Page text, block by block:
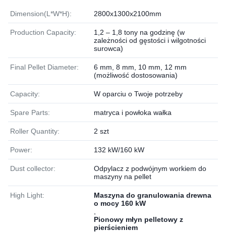
Dimension(L*W*H): 2800x1300x2100mm
Production Capacity:
1,2 – 1,8 tony na godzinę (w
zależności od gęstości i wilgotności
surowca)
Final Pellet Diameter:
6 mm, 8 mm, 10 mm, 12 mm
(możliwość dostosowania)
Capacity: W oparciu o Twoje potrzeby
Spare Parts: matryca i powłoka wałka
Roller Quantity: 2 szt
Power: 132 kW/160 kW
Dust collector:
Odpylacz z podwójnym workiem do
maszyny na pellet
High Light:
Maszyna do granulowania drewna
o mocy 160 kW
Pionowy młyn pelletowy z
pierścieniem